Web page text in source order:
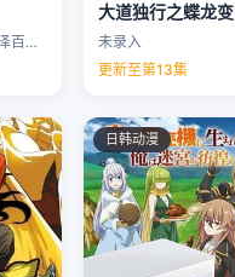
梶裕贵 川井田夏海 寺泽百花 下野纮 …
大道独行之蝶龙变
未录入
更新至第13集
日韩动漫